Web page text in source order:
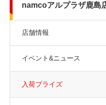
namcoアルプラザ鹿島
店舗情報
イベント&ニュース
入荷プライズ